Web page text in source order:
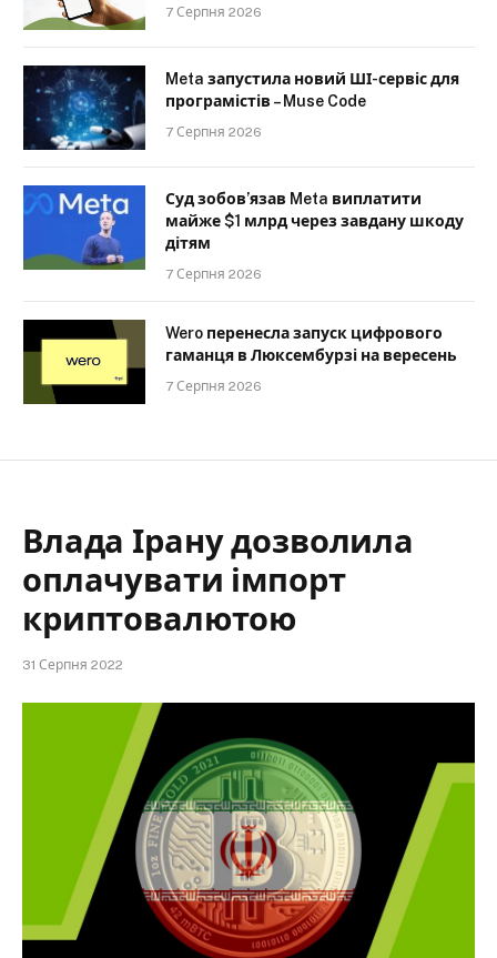
7 Серпня 2026
Meta запустила новий ШІ-сервіс для
програмістів – Muse Code
7 Серпня 2026
Суд зобов’язав Meta виплатити
майже $1 млрд через завдану шкоду
дітям
7 Серпня 2026
Wero перенесла запуск цифрового
гаманця в Люксембурзі на вересень
7 Серпня 2026
Влада Ірану дозволила
оплачувати імпорт
криптовалютою
31 Серпня 2022